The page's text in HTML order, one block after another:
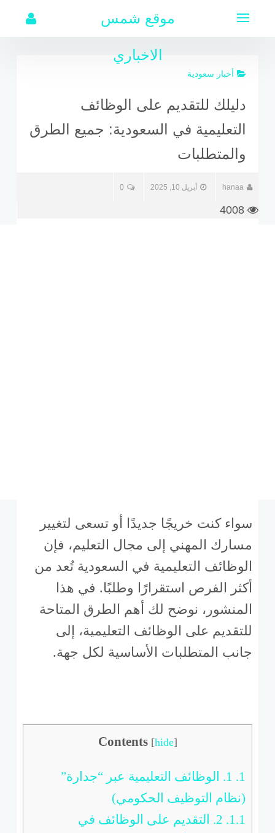
موقع شمس
الاخباري
أخبار سعودية
دليلك للتقديم على الوظائف
التعليمية في السعودية: جميع الطرق
والمتطلبات
hanaa أبريل 10, 2025 0
4008
سواء كنت خريجًا جديدًا أو تسعى لتغيير
مسارك المهني إلى مجال التعليم، فإن
الوظائف التعليمية في السعودية تُعد من
أكثر الفرص استقرارًا وطلبًا. في هذا
المنشور، نوضح لك أهم الطرق المتاحة
للتقديم على الوظائف التعليمية، إلى
جانب المتطلبات الأساسية لكل جهة.
Contents [hide]
1.
1. الوظائف التعليمية عبر “جدارة”
(نظام التوظيف الحكومي)
1.1.
2. التقديم على الوظائف في